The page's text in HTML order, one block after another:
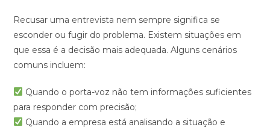
Recusar uma entrevista nem sempre significa se
esconder ou fugir do problema. Existem situações em
que essa é a decisão mais adequada. Alguns cenários
comuns incluem:
Quando o porta-voz não tem informações suficientes
para responder com precisão;
Quando a empresa está analisando a situação e